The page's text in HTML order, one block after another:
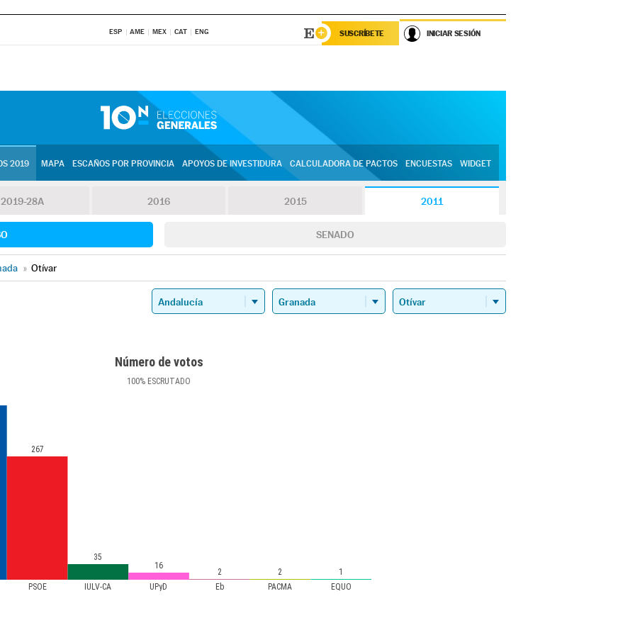
ESP AME MEX CAT ENG SUSCRÍBETE INICIAR SESIÓN
2019 MAPA ESCAÑOS POR PROVINCIA APOYOS DE INVESTIDURA CALCULADORA DE PACTOS ENCUESTAS WIDGET
2019-28A 2016 2015 2011
SENADO
» Otívar
Número de votos
100% ESCRUTADO
PSOE IULV-CA UPyD Eb PACMA EQUO
267
35
16
2 2 1